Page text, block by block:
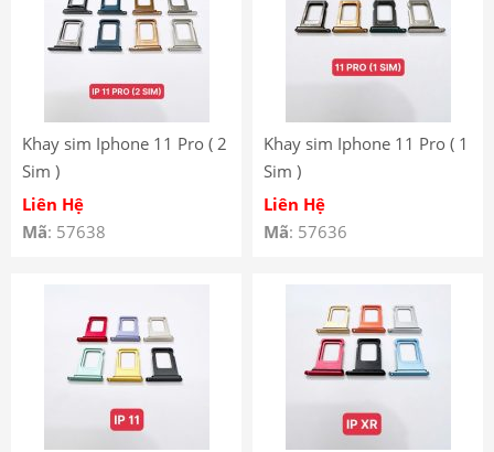
Khay sim Iphone 11 Pro ( 2
Sim )
Liên Hệ
Mã: 57638
Khay sim Iphone 11 Pro ( 1
Sim )
Liên Hệ
Mã: 57636